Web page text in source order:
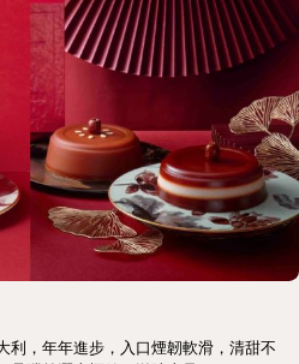
利，年年進步，入口煙韌軟滑，清甜不